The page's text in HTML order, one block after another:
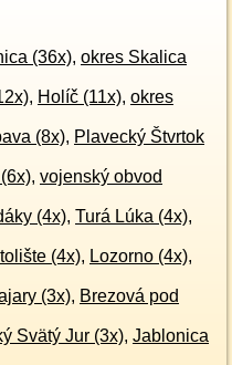
(36x), okres Skalica
, Holíč (11x), okres
(8x), Plavecký Štvrtok
, vojenský obvod
(4x), Turá Lúka (4x),
(4x), Lozorno (4x),
(3x), Brezová pod
Svätý Jur (3x), Jablonica